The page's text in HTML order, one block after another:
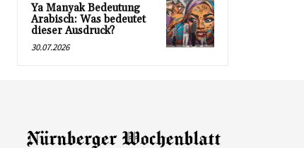
Ya Manyak Bedeutung
Arabisch: Was bedeutet
dieser Ausdruck?
30.07.2026